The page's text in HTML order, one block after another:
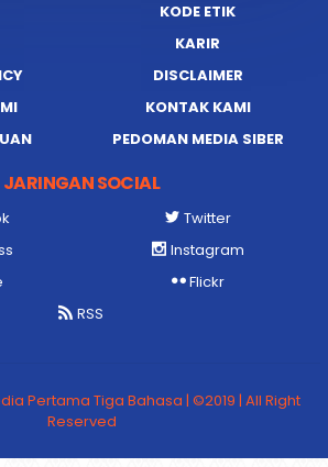
KODE ETIK
KARIR
DISCLAIMER
KONTAK KAMI
PEDOMAN MEDIA SIBER
JARINGAN SOCIAL
Twitter
Instagram
Flickr
RSS
Pertama Tiga Bahasa | ©2019 | All Right
Reserved